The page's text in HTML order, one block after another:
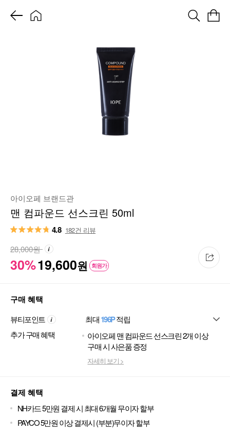
아이오페 브랜드관
맨 컴파운드 선스크린 50ml
4.8 182건 리뷰
30%19,600원 회원가
28,000원
구매 혜택
뷰티포인트 최대196P적립
추가 구매 혜택
아이오페 맨 컴파운드 선스크린 2개 이상
구매 시 사은품 증정
자세히 보기 >
결제 혜택
NH카드 5만원 결제 시 최대 6개월 무이자 할부
PAYCO 5만원 이상 결제시 (부분)무이자 할부